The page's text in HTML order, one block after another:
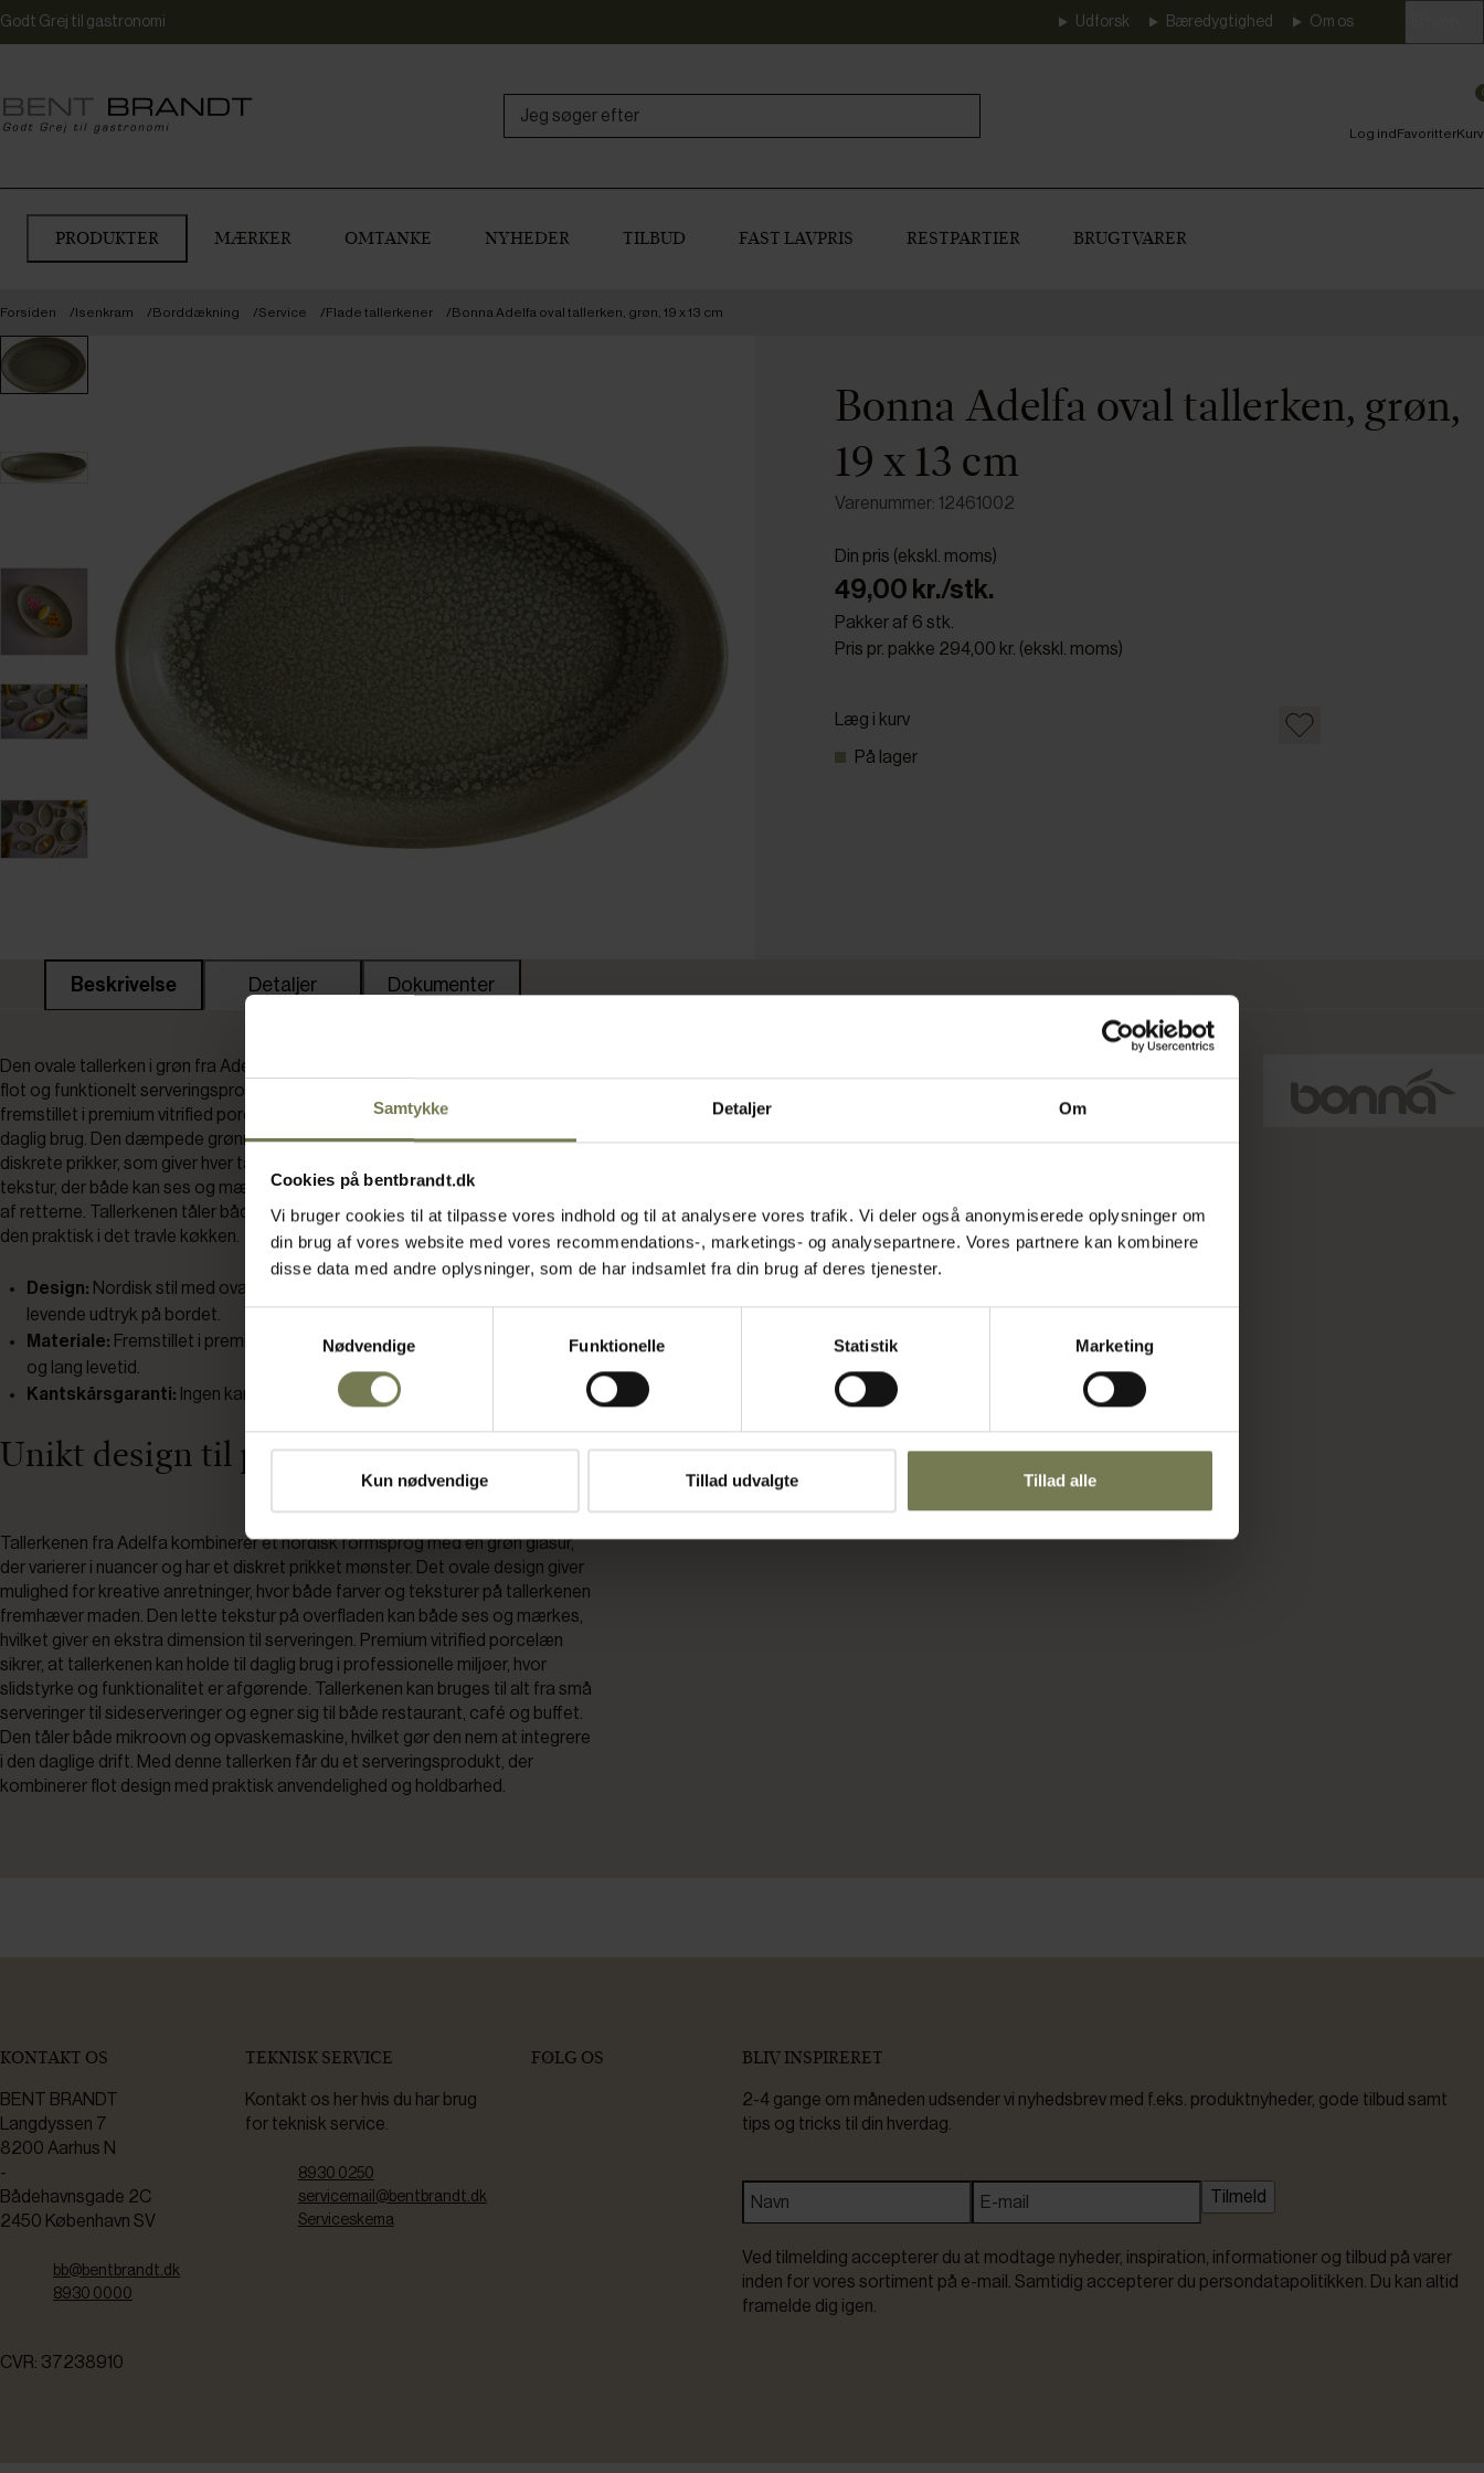
Samtykke Detaljer Om
Cookies på bentbrandt.dk
Vi bruger cookies til at tilpasse vores indhold og til at analysere vores trafik. Vi deler også anonymiserede oplysninger om
din brug af vores website med vores recommendations-, marketings- og analysepartnere. Vores partnere kan kombinere
disse data med andre oplysninger, som de har indsamlet fra din brug af deres tjenester.
Nødvendige
Funktionelle Statistik Marketing
Kun nødvendige Tillad udvalgte Tillad alle
Godt Grej til gastronomi Udforsk Bæredygtighed Om os
Log indFavoritterKurv
PRODUKTER MÆRKER OMTANKE NYHEDER TILBUD FAST LAVPRIS RESTPARTIER BRUGTVARER
Forsiden Isenkram Borddækning Service Flade tallerkener Bonna Adelfa oval tallerken, grøn, 19 x 13 cm
Bonna Adelfa oval tallerken, grøn,
19 x 13 cm
Varenummer: 12461002
Din pris (ekskl. moms)
49,00 kr./stk.
Pakker af 6 stk.
Pris pr. pakke 294,00 kr. (ekskl. moms)
Læg i kurv
På lager
Beskrivelse Detaljer Dokumenter
Den ovale tallerken i grøn fra Adelfa er udviklet til professionelle, der ønsker et
flot og funktionelt serveringsprodukt. Tallerkenen måler 19 x 13 cm og er
fremstillet i premium vitrified porcelæn, hvilket sikrer lang levetid og robusthed i
daglig brug. Den dæmpede grønne glasur har et nuanceret farvespil med
diskrete prikker, som giver hver tallerken et unikt udtryk. Overfladen har en let
tekstur, der både kan ses og mærkes, og som bidrager til en flot præsentation
af retterne. Tallerkenen tåler både mikroovn og opvaskemaskine, hvilket gør
den praktisk i det travle køkken.
Design: Nordisk stil med ovalt formsprog og unik glasur, der skaber et
levende udtryk på bordet.
Materiale: Fremstillet i premium vitrified porcelæn, som giver høj slidstyrke
og lang levetid.
Kantskårsgaranti: Ingen kantskårsgaranti.
Unikt design til professionel servering
Tallerkenen fra Adelfa kombinerer et nordisk formsprog med en grøn glasur,
der varierer i nuancer og har et diskret prikket mønster. Det ovale design giver
mulighed for kreative anretninger, hvor både farver og teksturer på tallerkenen
fremhæver maden. Den lette tekstur på overfladen kan både ses og mærkes,
hvilket giver en ekstra dimension til serveringen. Premium vitrified porcelæn
sikrer, at tallerkenen kan holde til daglig brug i professionelle miljøer, hvor
slidstyrke og funktionalitet er afgørende. Tallerkenen kan bruges til alt fra små
serveringer til sideserveringer og egner sig til både restaurant, café og buffet.
Den tåler både mikroovn og opvaskemaskine, hvilket gør den nem at integrere
i den daglige drift. Med denne tallerken får du et serveringsprodukt, der
kombinerer flot design med praktisk anvendelighed og holdbarhed.
KONTAKT OS
BENT BRANDT
Langdyssen 7
8200 Aarhus N
-
Bådehavnsgade 2C
2450 København SV
bb@bentbrandt.dk
8930 0000
CVR: 37238910
TEKNISK SERVICE
Kontakt os her hvis du har brug
for teknisk service.
8930 0250
servicemail@bentbrandt.dk
Serviceskema
FØLG OS BLIV INSPIRERET
2-4 gange om måneden udsender vi nyhedsbrev med f.eks. produktnyheder, gode tilbud samt
tips og tricks til din hverdag.
Tilmeld
Ved tilmelding accepterer du at modtage nyheder, inspiration, informationer og tilbud på varer
inden for vores sortiment på e-mail. Samtidig accepterer du persondatapolitikken. Du kan altid
framelde dig igen.